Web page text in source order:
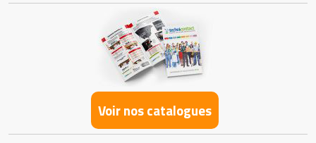
Voir nos catalogues